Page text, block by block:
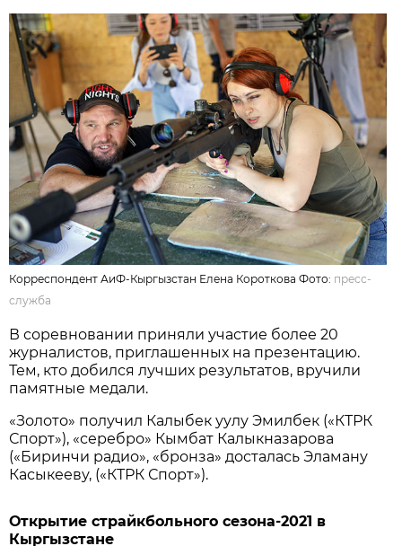
Корреспондент АиФ-Кыргызстан Елена Короткова Фото: пресс-
служба
В соревновании приняли участие более 20
журналистов, приглашенных на презентацию.
Тем, кто добился лучших результатов, вручили
памятные медали.
«Золото» получил Калыбек уулу Эмилбек («КТРК
Спорт»), «серебро» Кымбат Калыкназарова
(«Биринчи радио», «бронза» досталась Эламану
Касыкееву, («КТРК Спорт»).
Открытие страйкбольного сезона-2021 в
Кыргызстане